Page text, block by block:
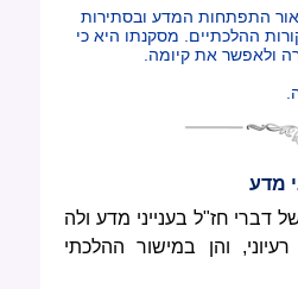
התפתחות המדע ובסתירות
ההלכתיים. מסקנתו היא כי
ולאפשר את קיומה.
מדע
דברי חז"ל בענייני מדע ולה
והן במישור ההלכתי